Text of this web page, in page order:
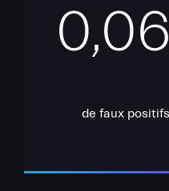
0,06
de faux positifs